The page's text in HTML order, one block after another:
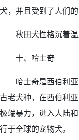
犬，并且受到了人们的
秋田犬性格沉着温
十、哈士奇
哈士奇是西伯利亚
古老犬种，在西伯利
极端暴力，进入大陆
行于全球的宠物犬。